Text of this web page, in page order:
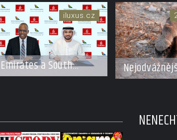
Emirates a South
African Airways
zpřístupní dalších
devět destinací v jižní
iluxus.cz
podle
hřbetě!